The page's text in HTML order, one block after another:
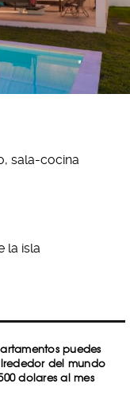
sala-cocina
la isla
puedes
del mundo
dolares al mes